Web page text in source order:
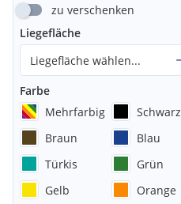
zu verschenken
Liegefläche
Liegefläche wählen...
Farbe
Mehrfarbig
Schwarz
Braun
Blau
Türkis
Grün
Gelb
Orange